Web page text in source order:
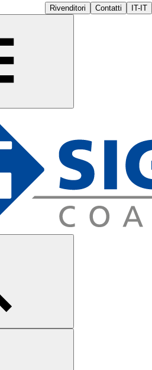
Rivenditori Contatti IT-IT